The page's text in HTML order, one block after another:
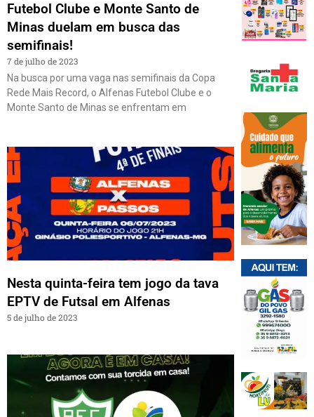
Futebol Clube e Monte Santo de
Minas duelam em busca das
semifinais!
7 de julho de 2023
Na busca por uma vaga nas semifinais da Copa
Rede Mais Record, o Alfenas Futebol Clube e o
Monte Santo de Minas se enfrentam em
Nesta quinta-feira tem jogo da tava
EPTV de Futsal em Alfenas
5 de julho de 2023